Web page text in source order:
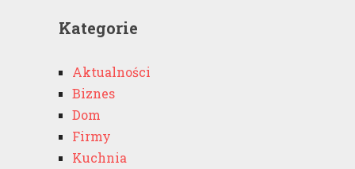
Kategorie
Aktualności
Biznes
Dom
Firmy
Kuchnia